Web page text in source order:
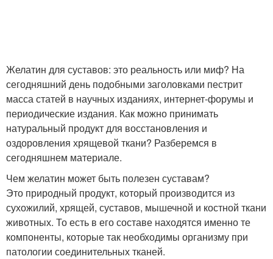
Желатин для суставов: это реальность или миф? На
сегодняшний день подобными заголовками пестрит
масса статей в научных изданиях, интернет-форумы и
периодические издания. Как можно принимать
натуральный продукт для восстановления и
оздоровления хрящевой ткани? Разберемся в
сегодняшнем материале.
Чем желатин может быть полезен суставам?
Это природный продукт, который производится из
сухожилий, хрящей, суставов, мышечной и костной ткани
животных. То есть в его составе находятся именно те
компоненты, которые так необходимы организму при
патологии соединительных тканей.